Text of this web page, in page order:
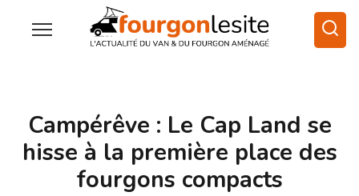
Campérêve : Le Cap Land se
hisse à la première place des
fourgons compacts